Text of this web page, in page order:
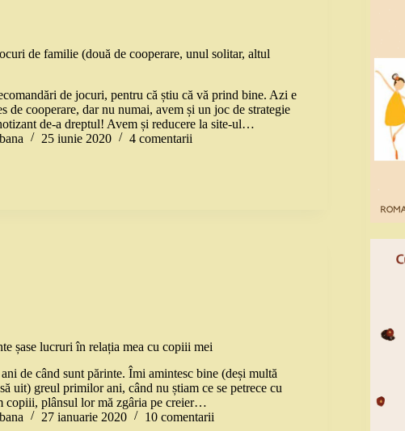
de familie (două de cooperare, unul solitar, altul
de jocuri, pentru că știu că vă prind bine. Azi e
de cooperare, dar nu numai, avem și un joc de strategie
de-a dreptul! Avem și reducere la site-ul…
25 iunie 2020 4 comentarii
șase lucruri în relația mea cu copiii mei
de când sunt părinte. Îmi amintesc bine (deși multă
uit) greul primilor ani, când nu știam ce se petrece cu
copiii, plânsul lor mă zgâria pe creier…
27 ianuarie 2020 10 comentarii